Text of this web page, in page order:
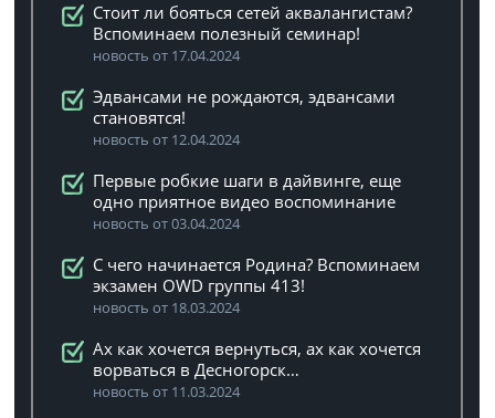
Стоит ли бояться сетей аквалангистам?
Вспоминаем полезный семинар!
новость от 17.04.2024
Эдвансами не рождаются, эдвансами
становятся!
новость от 12.04.2024
Первые робкие шаги в дайвинге, еще
одно приятное видео воспоминание
новость от 03.04.2024
C чего начинается Родина? Вспоминаем
экзамен OWD группы 413!
новость от 18.03.2024
Ах как хочется вернуться, ах как хочется
ворваться в Десногорск…
новость от 11.03.2024